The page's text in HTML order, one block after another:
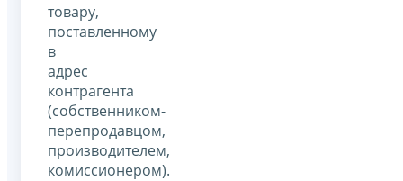
товару,
поставленному
в
адрес
контрагента
(собственником-
перепродавцом,
производителем,
комиссионером).